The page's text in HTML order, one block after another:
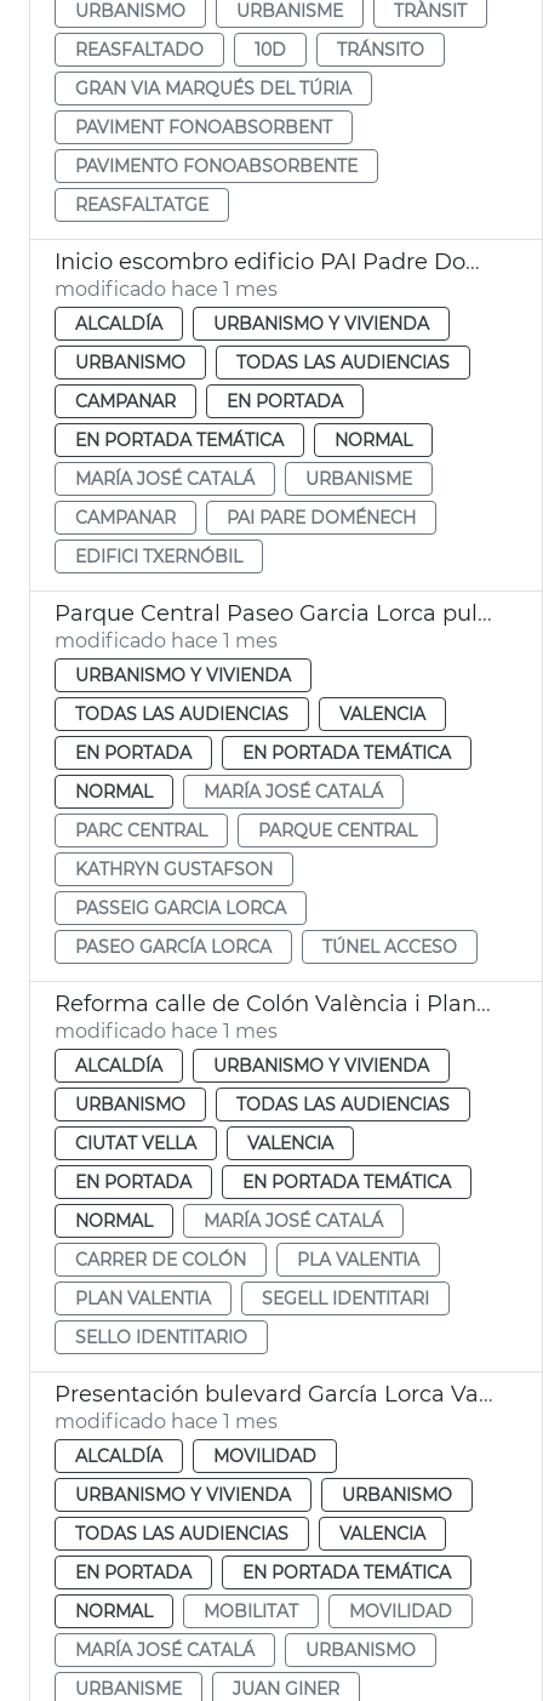
URBANISMO
URBANISME
TRÀNSIT
REASFALTADO
10D
TRÁNSITO
GRAN VIA MARQUÉS DEL TÚRIA
PAVIMENT FONOABSORBENT
PAVIMENTO FONOABSORBENTE
REASFALTATGE
Inicio escombro edificio PAI Padre Doménech
modificado hace 1 mes
ALCALDÍA
URBANISMO Y VIVIENDA
URBANISMO
TODAS LAS AUDIENCIAS
CAMPANAR
EN PORTADA
EN PORTADA TEMÁTICA
NORMAL
MARÍA JOSÉ CATALÁ
URBANISME
CAMPANAR
PAI PARE DOMÉNECH
EDIFICI TXERNÓBIL
Parque Central Paseo Garcia Lorca pulmón verde València
modificado hace 1 mes
URBANISMO Y VIVIENDA
TODAS LAS AUDIENCIAS
VALENCIA
EN PORTADA
EN PORTADA TEMÁTICA
NORMAL
MARÍA JOSÉ CATALÁ
PARC CENTRAL
PARQUE CENTRAL
KATHRYN GUSTAFSON
PASSEIG GARCIA LORCA
PASEO GARCÍA LORCA
TÚNEL ACCESO
Reforma calle de Colón València i Plan Valentia
modificado hace 1 mes
ALCALDÍA
URBANISMO Y VIVIENDA
URBANISMO
TODAS LAS AUDIENCIAS
CIUTAT VELLA
VALENCIA
EN PORTADA
EN PORTADA TEMÁTICA
NORMAL
MARÍA JOSÉ CATALÁ
CARRER DE COLÓN
PLA VALENTIA
PLAN VALENTIA
SEGELL IDENTITARI
SELLO IDENTITARIO
Presentación bulevard García Lorca València
modificado hace 1 mes
ALCALDÍA
MOVILIDAD
URBANISMO Y VIVIENDA
URBANISMO
TODAS LAS AUDIENCIAS
VALENCIA
EN PORTADA
EN PORTADA TEMÁTICA
NORMAL
MOBILITAT
MOVILIDAD
MARÍA JOSÉ CATALÁ
URBANISMO
URBANISME
JUAN GINER